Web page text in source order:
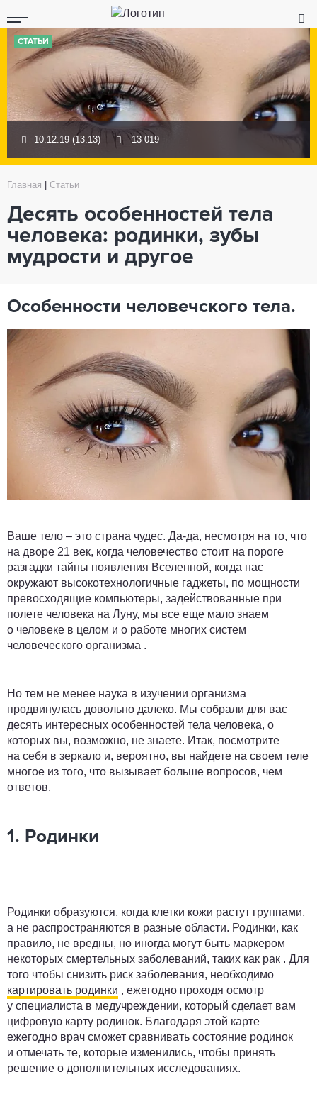
СТАТЬИ
10.12.19 (13:13) 13 019
Главная Статьи
Десять особенностей тела
человека: родинки, зубы
мудрости и другое
Особенности человечского тела.
Ваше тело – это страна чудес. Да-да, несмотря на то, что
на дворе 21 век, когда человечество стоит на пороге
разгадки тайны появления Вселенной, когда нас
окружают высокотехнологичные гаджеты, по мощности
превосходящие компьютеры, задействованные при
полете человека на Луну, мы все еще мало знаем
о человеке в целом и о работе многих систем
человеческого организма .
Но тем не менее наука в изучении организма
продвинулась довольно далеко. Мы собрали для вас
десять интересных особенностей тела человека, о
которых вы, возможно, не знаете. Итак, посмотрите
на себя в зеркало и, вероятно, вы найдете на своем теле
многое из того, что вызывает больше вопросов, чем
ответов.
1. Родинки
Родинки образуются, когда клетки кожи растут группами,
а не распространяются в разные области. Родинки, как
правило, не вредны, но иногда могут быть маркером
некоторых смертельных заболеваний, таких как рак . Для
того чтобы снизить риск заболевания, необходимо
картировать родинки , ежегодно проходя осмотр
у специалиста в медучреждении, который сделает вам
цифровую карту родинок. Благодаря этой карте
ежегодно врач сможет сравнивать состояние родинок
и отмечать те, которые изменились, чтобы принять
решение о дополнительных исследованиях.